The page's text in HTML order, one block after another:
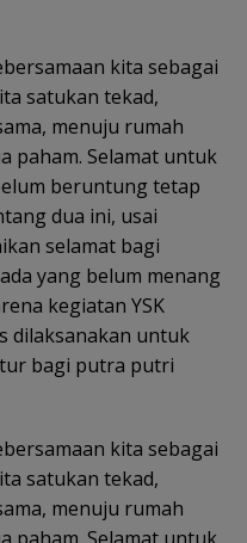
kita sebagai
satukan tekad,
menuju rumah
paham. Selamat untuk
beruntung tetap
dua ini, usai
selamat bagi
yang belum menang
kegiatan YSK
dilaksanakan untuk
bagi putra putri
kita sebagai
satukan tekad,
menuju rumah